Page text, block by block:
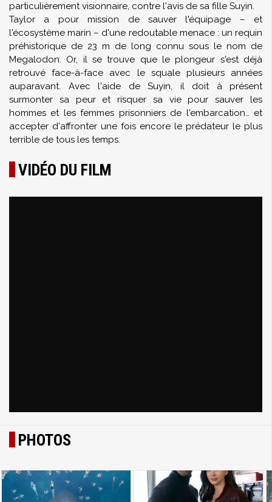
particulièrement visionnaire, contre l'avis de sa fille Suyin.
Taylor a pour mission de sauver l'équipage – et
l'écosystème marin – d'une redoutable menace : un requin
préhistorique de 23 m de long connu sous le nom de
Megalodon. Or, il se trouve que le plongeur s'est déjà
retrouvé face-à-face avec le squale plusieurs années
auparavant. Avec l'aide de Suyin, il doit à présent
surmonter sa peur et risquer sa vie pour sauver les
hommes et les femmes prisonniers de l'embarcation… et
accepter d'affronter une fois encore le prédateur le plus
terrible de tous les temps.
VIDÉO DU FILM
PHOTOS